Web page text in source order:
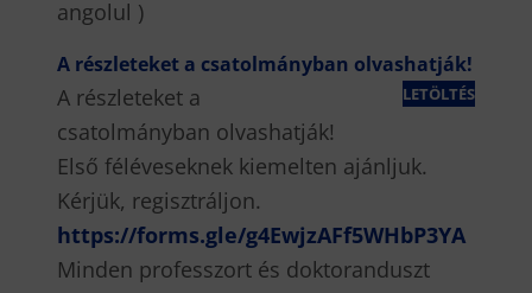
angolul )
A részleteket a csatolmányban olvashatják!
LETÖLTÉS
A részleteket a
csatolmányban olvashatják!
Első féléveseknek kiemelten ajánljuk.
Kérjük, regisztráljon.
https://forms.gle/g4EwjzAFf5WHbP3YA
Minden professzort és doktoranduszt